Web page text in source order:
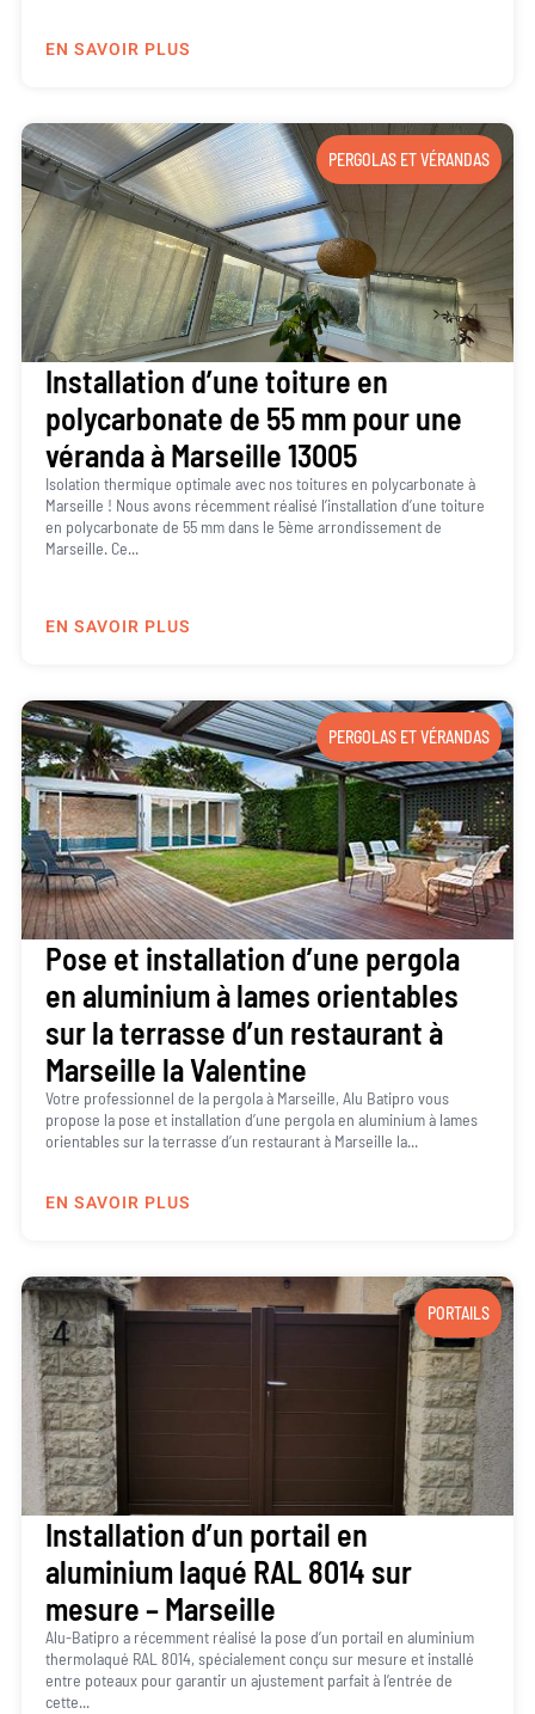
EN SAVOIR PLUS
PERGOLAS ET VÉRANDAS
Installation d’une toiture en
polycarbonate de 55 mm pour une
véranda à Marseille 13005
Isolation thermique optimale avec nos toitures en polycarbonate à
Marseille ! Nous avons récemment réalisé l’installation d’une toiture
en polycarbonate de 55 mm dans le 5ème arrondissement de
Marseille. Ce...
EN SAVOIR PLUS
PERGOLAS ET VÉRANDAS
Pose et installation d’une pergola
en aluminium à lames orientables
sur la terrasse d’un restaurant à
Marseille la Valentine
Votre professionnel de la pergola à Marseille, Alu Batipro vous
propose la pose et installation d’une pergola en aluminium à lames
orientables sur la terrasse d’un restaurant à Marseille la...
EN SAVOIR PLUS
PORTAILS
Installation d’un portail en
aluminium laqué RAL 8014 sur
mesure – Marseille
Alu-Batipro a récemment réalisé la pose d’un portail en aluminium
thermolaqué RAL 8014, spécialement conçu sur mesure et installé
entre poteaux pour garantir un ajustement parfait à l’entrée de
cette...